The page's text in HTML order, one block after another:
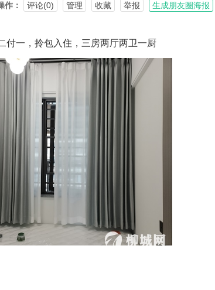
作： 评论(0) 管理 收藏 举报 生成朋友圈海报
付一，拎包入住，三房两厅两卫一厨